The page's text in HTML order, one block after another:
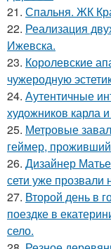
21. Спальня. ЖК
22. Реализация
Ижевска.
23. Королевские
чужеродную
24. Аутентичные
художников карла
25. Метровые
геймер,
26. Дизайнер
сети уже прозвали
27. Второй день в
поездке в
село.